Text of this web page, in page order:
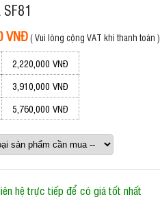
VNĐ( Vui lòng cộng VAT khi thanh toán )
2,220,000 VNĐ
3,910,000 VNĐ
5,760,000 VNĐ
hệ trực tiếp để có giá tốt nhất